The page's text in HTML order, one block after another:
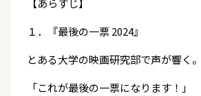
【あらすじ】
１．『最後の一票 2024』
とある大学の映画研究部で声が響く。
「これが最後の一票になります！」